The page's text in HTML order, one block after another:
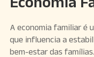
A economia familiar é
que influencia a
bem-estar das